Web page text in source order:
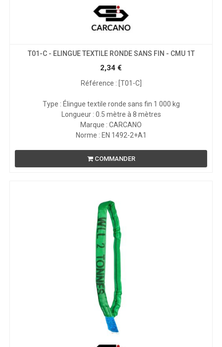
T01-C - ELINGUE TEXTILE RONDE SANS FIN - CMU 1T
2,34 €
Référence : [T01-C]
Type : Élingue textile ronde sans fin 1 000 kg
Longueur : 0.5 mètre à 8 mètres
Marque : CARCANO
Norme : EN 1492-2+A1
COMMANDER